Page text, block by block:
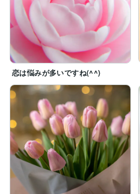
恋は悩みが多いですね(^^)